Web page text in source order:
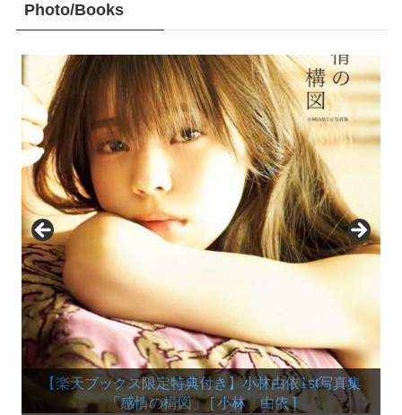
Photo/Books
【楽天ブックス限定特典付き】小池美波ファースト
写真集「青春の瓶詰め」 [ 小池美波 ]
【楽天ブックス限定カバー】欅坂46 守屋茜 1st写
真集 「潜在意識」
【楽天限定特典付】欅坂46 渡邉理佐 1st写真集
「無口」 [ 渡邉 理佐 ]
【楽天ブックス限定特典付き】小林由依1st写真集
「感情の構図」 [ 小林 由依 ]
【楽天ブックス限定特典付き】けやき坂46 渡邉美穂
ファースト写真集 『陽だまり』
欅坂46ファースト写真集『21人の未完成』
【楽天限定特典付き】欅坂46 今泉佑唯ソロ写真集
「誰も知らない私」 [ 今泉佑唯 ]
【楽天限定特典付き】KEYAKI～2018 Summer ツア
ーメモリアルBOOK～ （小学館セレクトムック）
菅井友香1st写真集 フィアンセ [ 菅井 友香 ]
渡辺梨加１st写真集「饒舌な眼差し」
長濱ねる1st写真集「ここから」